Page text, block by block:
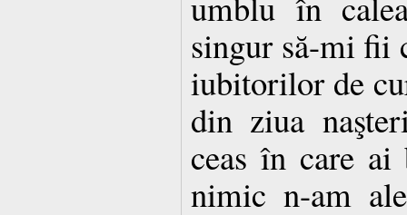
singur să-mi fii
iubitorilor de
din ziua
ceas în care ai
nimic n-am